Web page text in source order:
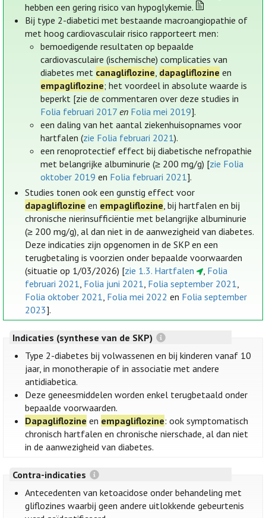
hebben een gering risico van hypoglykemie.
Bij type 2-diabetici met bestaande macroangiopathie of
met hoog cardiovasculair risico rapporteert men:
bemoedigende resultaten op bepaalde
cardiovasculaire (ischemische) complicaties van
diabetes met canagliflozine, dapagliflozine en
empagliflozine; het voordeel in absolute waarde is
beperkt [zie de commentaren over deze studies in
Folia februari 2017 en Folia mei 2019].
een daling van het aantal ziekenhuisopnames voor
hartfalen (zie Folia februari 2021).
een renoprotectief effect bij diabetische nefropathie
met belangrijke albuminurie (≥ 200 mg/g) [zie Folia
oktober 2019 en Folia februari 2021].
Studies tonen ook een gunstig effect voor
dapagliflozine en empagliflozine, bij hartfalen en bij
chronische nierinsufficiëntie met belangrijke albuminurie
(≥ 200 mg/g), al dan niet in de aanwezigheid van diabetes.
Deze indicaties zijn opgenomen in de SKP en een
terugbetaling is voorzien onder bepaalde voorwaarden
(situatie op 1/03/2026) [zie 1.3. Hartfalen , Folia
februari 2021, Folia juni 2021, Folia september 2021,
Folia oktober 2021, Folia mei 2022 en Folia september
2023].
Indicaties (synthese van de SKP)
Type 2-diabetes bij volwassenen en bij kinderen vanaf 10
jaar, in monotherapie of in associatie met andere
antidiabetica.
Deze geneesmiddelen worden enkel terugbetaald onder
bepaalde voorwaarden.
Dapagliflozine en empagliflozine: ook symptomatisch
chronisch hartfalen en chronische nierschade, al dan niet
in de aanwezigheid van diabetes.
Contra-indicaties
Antecedenten van ketoacidose onder behandeling met
gliflozines waarbij geen andere uitlokkende gebeurtenis